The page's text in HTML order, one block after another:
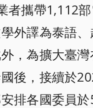
者攜帶1,112
外譯為泰語
，為擴大臺
後， 接續於
排各國委員